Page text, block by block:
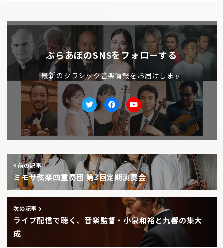
ぶらあぼのSNSをフォローする
最新のクラシック音楽情報をお届けします
TwitterfacebookYoutube
前の記事
ミモザ弦楽四重奏団 第3回定期演奏会
次の記事
ライブ配信で聴く、音楽監督・小泉和裕と九響の集大
成